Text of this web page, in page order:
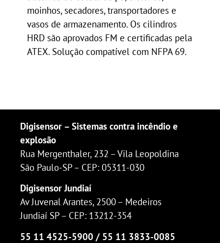
moinhos, secadores, transportadores e
vasos de armazenamento. Os cilindros
HRD são aprovados FM e certificadas pela
ATEX. Solução compatível com NFPA 69.
Digisensor – Sistemas contra incêndio e
explosão
Rua Mergenthaler, 232 – Vila Leopoldina
São Paulo-SP – CEP: 05311-030
Digisensor Jundiaí
Av Juvenal Arantes, 2500 – Medeiros
Jundiaí SP – CEP: 13212-354
55 11 4525-5900 / 55 11 3833-0085